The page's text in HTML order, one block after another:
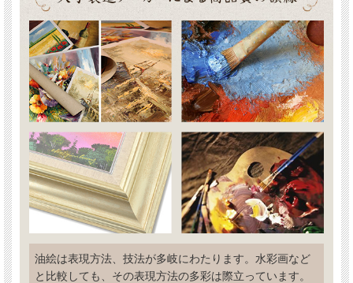
油絵は表現方法、技法が多岐にわたります。水彩画など
と比較しても、その表現方法の多彩は際立っています。